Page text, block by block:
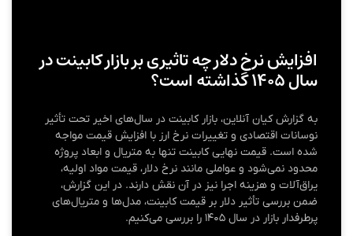
افزایش نرخ دلار چه تاثیری بر بازار کابینت در
سال ۱۴۰۵ گذاشته است؟
به گزارش کیان آنلاین، بازار کابینت در سال‌های اخیر تحت تأثیر
نوسانات اقتصادی و تغییرات نرخ ارز با افزایش قیمت مواجه
شده است. قیمت نهایی کابینت تنها به متریال و ابعاد پروژه
محدود نمی‌شود و عواملی مانند نرخ دلار، قیمت مواد اولیه،
یراق‌آلات و هزینه اجرا نیز در آن نقش دارند. در این گزارش،
ضمن بررسی تأثیر دلار بر قیمت کابینت، مدل‌ها و متریال‌های
پرطرفدار بازار در سال ۱۴۰۵ را بررسی می‌کنیم.